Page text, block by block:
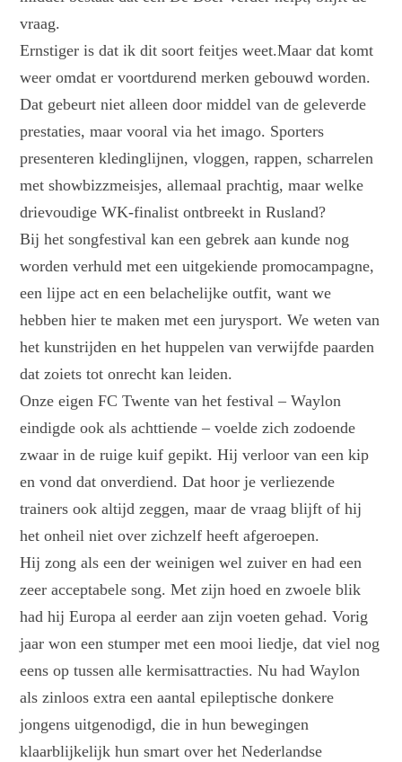
vraag.
Ernstiger is dat ik dit soort feitjes weet.Maar dat komt
weer omdat er voortdurend merken gebouwd worden.
Dat gebeurt niet alleen door middel van de geleverde
prestaties, maar vooral via het imago. Sporters
presenteren kledinglijnen, vloggen, rappen, scharrelen
met showbizzmeisjes, allemaal prachtig, maar welke
drievoudige WK-finalist ontbreekt in Rusland?
Bij het songfestival kan een gebrek aan kunde nog
worden verhuld met een uitgekiende promocampagne,
een lijpe act en een belachelijke outfit, want we
hebben hier te maken met een jurysport. We weten van
het kunstrijden en het huppelen van verwijfde paarden
dat zoiets tot onrecht kan leiden.
Onze eigen FC Twente van het festival – Waylon
eindigde ook als achttiende – voelde zich zodoende
zwaar in de ruige kuif gepikt. Hij verloor van een kip
en vond dat onverdiend. Dat hoor je verliezende
trainers ook altijd zeggen, maar de vraag blijft of hij
het onheil niet over zichzelf heeft afgeroepen.
Hij zong als een der weinigen wel zuiver en had een
zeer acceptabele song. Met zijn hoed en zwoele blik
had hij Europa al eerder aan zijn voeten gehad. Vorig
jaar won een stumper met een mooi liedje, dat viel nog
eens op tussen alle kermisattracties. Nu had Waylon
als zinloos extra een aantal epileptische donkere
jongens uitgenodigd, die in hun bewegingen
klaarblijkelijk hun smart over het Nederlandse